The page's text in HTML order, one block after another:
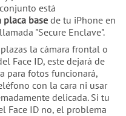
está
placa base de tu iPhone en
"Secure Enclave".
la cámara frontal o
Face ID, este dejará de
para fotos funcionará,
con la cara ni usar
delicada. Si tu
Face ID no, el problema